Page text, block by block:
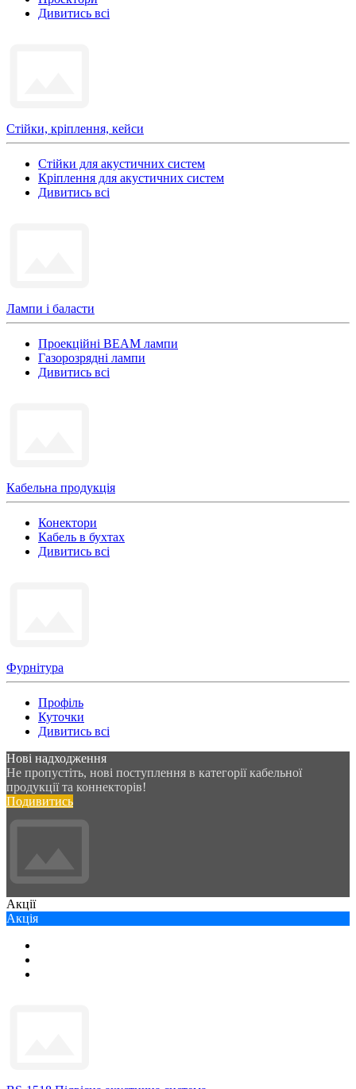
Дивитись всі
Стійки, кріплення, кейси
Стійки для акустичних систем
Кріплення для акустичних систем
Дивитись всі
Лампи і баласти
Проекційні BEAM лампи
Газорозрядні лампи
Дивитись всі
Кабельна продукція
Конектори
Кабель в бухтах
Дивитись всі
Фурнітура
Профіль
Куточки
Дивитись всі
Нові надходження
Не пропустіть, нові поступлення в категорії кабельної
продукції та коннекторів!
Подивитись
Акції
Акція